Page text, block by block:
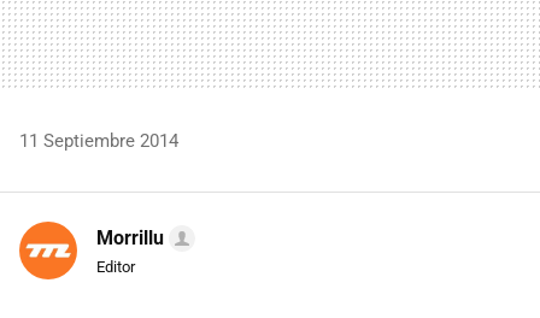
11 Septiembre 2014
Morrillu
Editor